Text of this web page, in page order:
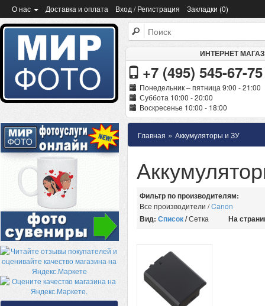
О нас Доставка и оплата Вход / Регистрация Закладки (0)
ИНТЕРНЕТ
+7 (495) 545-67-75
Понедельник – пятница 9:00 - 21:00
Суббота 10:00 - 20:00
Воскресенье 10:00 - 18:00
Главная » Аккумуляторы и ЗУ
Фильтр по производителям:
Все производители /Canon
Вид: Список/Сетка На